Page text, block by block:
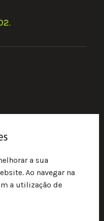
.
a sua
Ao navegar na
a utilização de